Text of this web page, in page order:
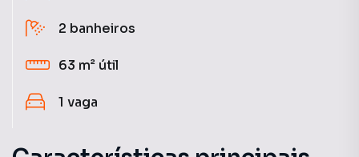
2 banheiros
63 m² útil
1 vaga